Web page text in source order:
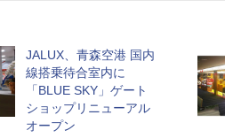
JALUX、青森空港 国内
線搭乗待合室内に
「BLUE SKY」ゲート
ショップリニューアル
オープン